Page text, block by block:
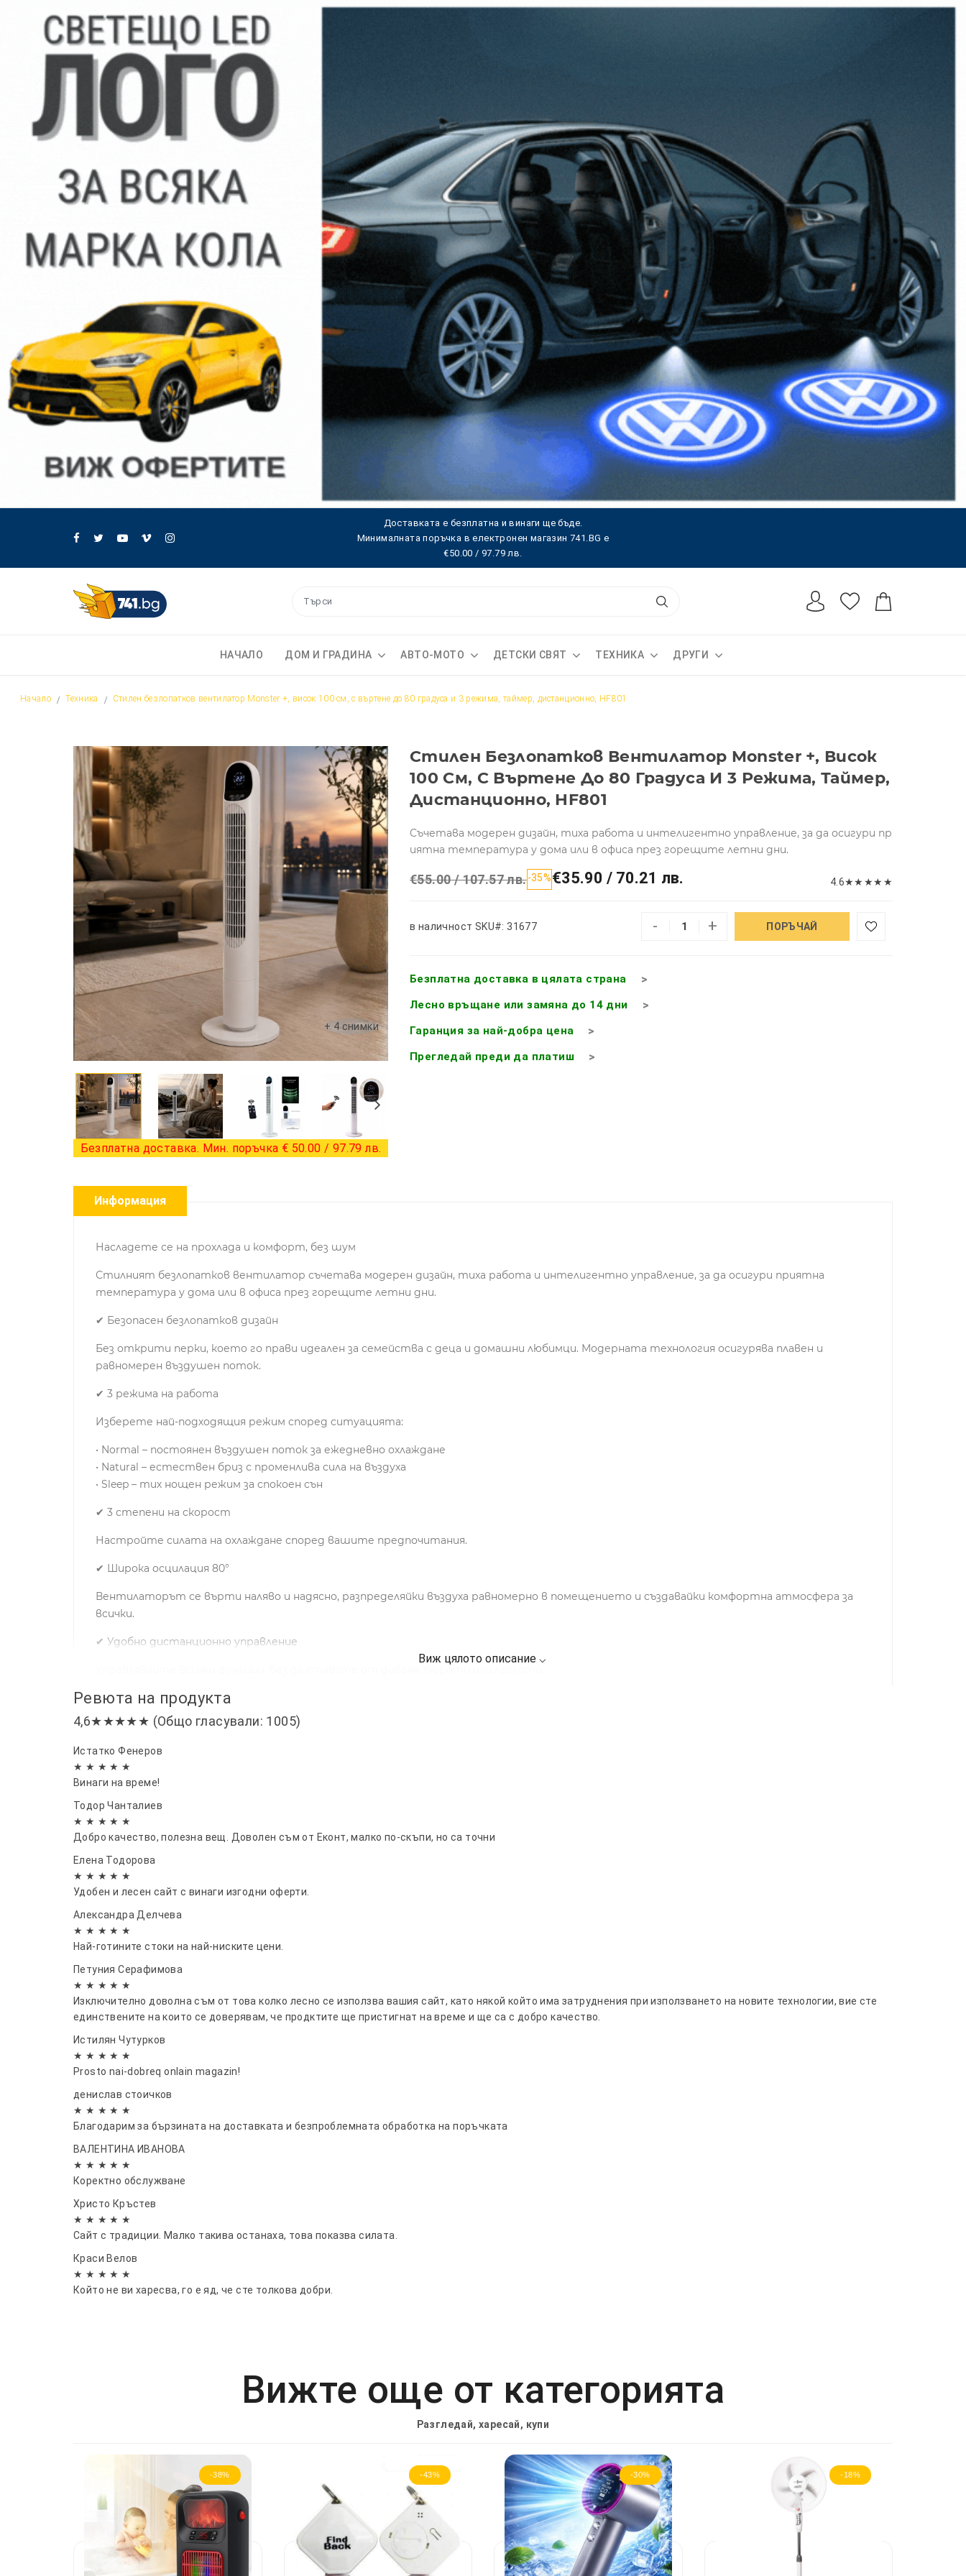
Доставката е безплатна и винаги ще бъде.
Минималната поръчка в електронен магазин 741.BG е
€50.00 / 97.79 лв.
НАЧАЛО ДОМ И ГРАДИНА АВТО-МОТО ДЕТСКИ СВЯТ ТЕХНИКА ДРУГИ
Начало Техника Стилен безлопатков вентилатор Monster +, висок 100 см, с въртене до 80 градуса и 3 режима, таймер, дистанционно, HF801
+ 4 снимки
Безплатна доставка. Мин. поръчка € 50.00 / 97.79 лв.
Стилен Безлопатков Вентилатор Monster +, Висок
100 См, С Въртене До 80 Градуса И 3 Режима, Таймер,
Дистанционно, HF801
Съчетава модерен дизайн, тиха работа и интелигентно управление, за да осигури пр
иятна температура у дома или в офиса през горещите летни дни.
€55.00 / 107.57 лв.-35%€35.90 / 70.21 лв. 4.6★★ ★★ ★
в наличност SKU#: 31677 - + ПОРЪЧАЙ
Безплатна доставка в цялата страна
Лесно връщане или замяна до 14 дни
Гаранция за най-добра цена
Прегледай преди да платиш
Информация
Насладете се на прохлада и комфорт, без шум
Стилният безлопатков вентилатор съчетава модерен дизайн, тиха работа и интелигентно управление, за да осигури приятна
температура у дома или в офиса през горещите летни дни.
✔ Безопасен безлопатков дизайн
Без открити перки, което го прави идеален за семейства с деца и домашни любимци. Модерната технология осигурява плавен и
равномерен въздушен поток.
✔ 3 режима на работа
Изберете най-подходящия режим според ситуацията:
• Normal – постоянен въздушен поток за ежедневно охлаждане
• Natural – естествен бриз с променлива сила на въздуха
• Sleep – тих нощен режим за спокоен сън
✔ 3 степени на скорост
Настройте силата на охлаждане според вашите предпочитания.
✔ Широка осцилация 80°
Вентилаторът се върти наляво и надясно, разпределяйки въздуха равномерно в помещението и създавайки комфортна атмосфера за
всички.
✔ Удобно дистанционно управление
✔ Тиха работа
Подходящ за спалня, детска стая, хол или офис, без да нарушава съня и концентрацията.
Технически характеристики:
• Модел: Monster +
• Височина: 100 см
• Безлопаткова конструкция
• Дигитален контролен панел
• 3 скорости на работа
• 3 режима: Normal, Natural, Sleep
• Стабилна основа
• Тиха работа
Предимства:
✅ Безопасен за деца и домашни любимци
✅ Компактен и елегантен дизайн
✅ Удобно управление от разстояние
✅ Идеален за дома, офиса и спалнята
✅ Перфектен избор за летните месеци
Създайте приятна и прохладна атмосфера във всяко помещение с модерния безлопатков вентилатор Monster + – комбинация от стил,
комфорт и ефективно охлаждане.
Ревюта на продукта
4,6★★★★★ (Общо гласували: 1005)
Истатко Фенеров
★ ★ ★ ★ ★
Винаги на време!
Тодор Чанталиев
★ ★ ★ ★ ★
Добро качество, полезна вещ. Доволен съм от Еконт, малко по-скъпи, но са точни
Елена Тодорова
★ ★ ★ ★ ★
Удобен и лесен сайт с винаги изгодни оферти.
Александра Делчева
★ ★ ★ ★ ★
Най-готините стоки на най-ниските цени.
Петуния Серафимова
★ ★ ★ ★ ★
Изключително доволна съм от това колко лесно се използва вашия сайт, като някой който има затруднения при използването на новите технологии, вие сте
единствените на които се доверявам, че продктите ще пристигнат на време и ще са с добро качество.
Истилян Чутурков
★ ★ ★ ★ ★
Prosto nai-dobreq onlain magazin!
денислав стоичков
★ ★ ★ ★ ★
Благодарим за бързината на доставката и безпроблемната обработка на поръчката
ВАЛЕНТИНА ИВАНОВА
★ ★ ★ ★ ★
Коректно обслужване
Христо Кръстев
★ ★ ★ ★ ★
Сайт с традиции. Малко такива останаха, това показва силата.
Краси Велов
★ ★ ★ ★ ★
Който не ви харесва, го е яд, че сте толкова добри.
Вижте още от категорията
Разгледай, харесай, купи
-38% -43% -30% -18%